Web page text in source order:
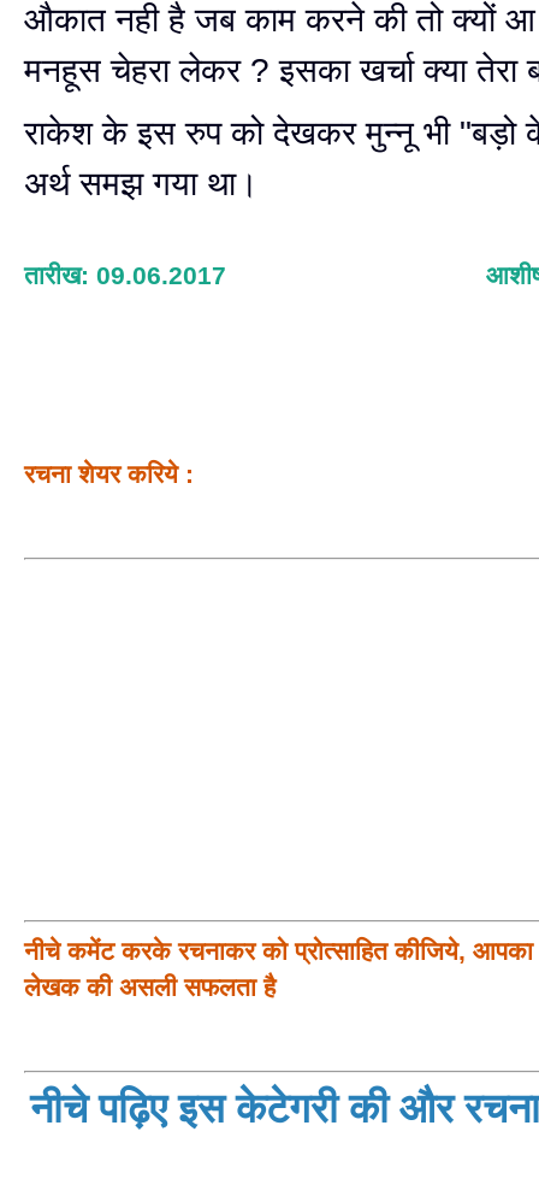
औकात नही है जब काम करने की तो क्यों आ
मनहूस चेहरा लेकर ? इसका खर्चा क्या तेरा
राकेश के इस रुप को देखकर मुन्नू भी "बड़ो
अर्थ समझ गया था।
तारीख: 09.06.2017
रचना शेयर करिये :
नीचे कमेंट करके रचनाकर को प्रोत्साहित कीजिये, आपका
लेखक की असली सफलता है
नीचे पढ़िए इस केटेगरी की और